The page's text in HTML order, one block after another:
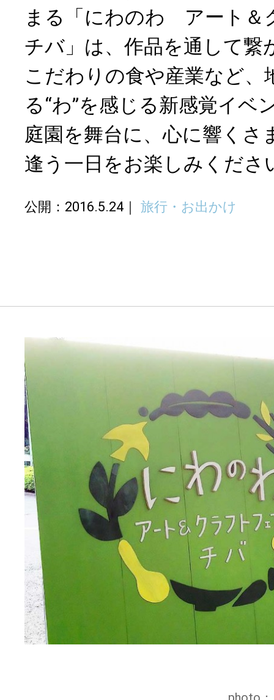
まる「にわのわ アート＆
チバ」は、作品を通して繋
こだわりの食や産業など、
る“わ”を感じる新感覚イベ
庭園を舞台に、心に響くさ
逢う一日をお楽しみくださ
公開：2016.5.24 旅行・お出かけ